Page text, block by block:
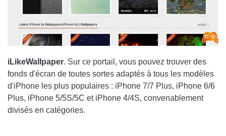
iLikeWallpaper. Sur ce portail, vous pouvez trouver des
fonds d'écran de toutes sortes adaptés à tous les modèles
d'iPhone les plus populaires : iPhone 7/7 Plus, iPhone 6/6
Plus, iPhone 5/5S/5C et iPhone 4/4S, convenablement
divisés en catégories.